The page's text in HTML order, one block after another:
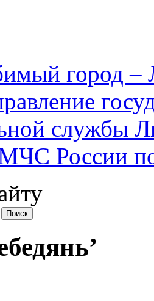
город –
службы
России